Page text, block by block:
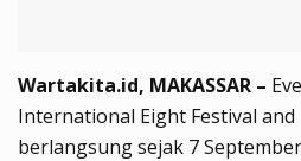
Wartakita.id, MAKASSAR –
International Eight Festival and
berlangsung sejak 7